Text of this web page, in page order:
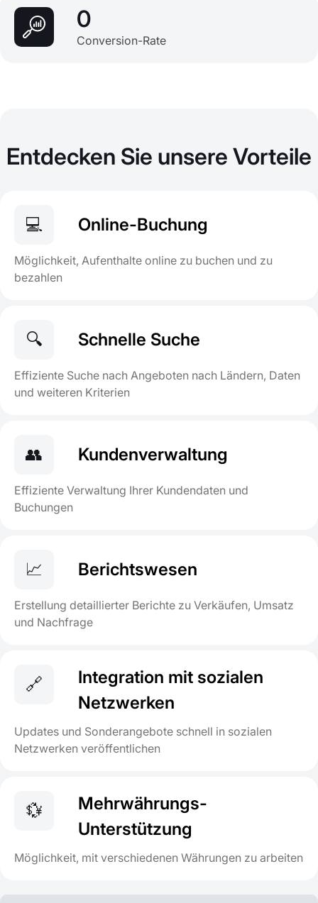
0
Conversion-Rate
Entdecken Sie unsere Vorteile
💻 Online-Buchung
Möglichkeit, Aufenthalte online zu buchen und zu
bezahlen
🔍 Schnelle Suche
Effiziente Suche nach Angeboten nach Ländern, Daten
und weiteren Kriterien
👥 Kundenverwaltung
Effiziente Verwaltung Ihrer Kundendaten und
Buchungen
📈 Berichtswesen
Erstellung detaillierter Berichte zu Verkäufen, Umsatz
und Nachfrage
🔗
Integration mit sozialen
Netzwerken
Updates und Sonderangebote schnell in sozialen
Netzwerken veröffentlichen
💱
Mehrwährungs-
Unterstützung
Möglichkeit, mit verschiedenen Währungen zu arbeiten